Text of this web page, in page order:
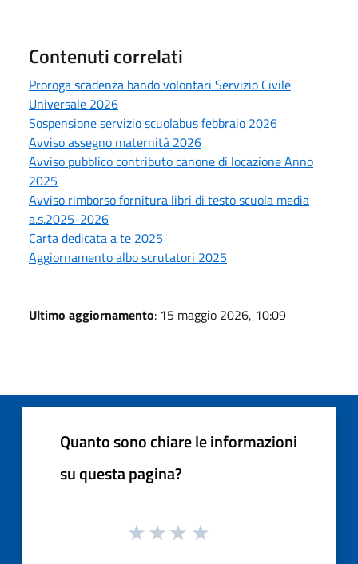
Contenuti correlati
Proroga scadenza bando volontari Servizio Civile
Universale 2026
Sospensione servizio scuolabus febbraio 2026
Avviso assegno maternità 2026
Avviso pubblico contributo canone di locazione Anno
2025
Avviso rimborso fornitura libri di testo scuola media
a.s.2025-2026
Carta dedicata a te 2025
Aggiornamento albo scrutatori 2025
Ultimo aggiornamento: 15 maggio 2026, 10:09
Quanto sono chiare le informazioni
su questa pagina?